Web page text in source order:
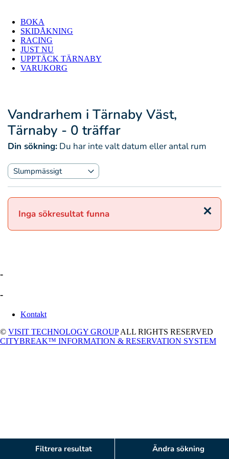
BOKA
SKIDÅKNING
RACING
JUST NU
UPPTÄCK TÄRNABY
VARUKORG
Vandrarhem i Tärnaby Väst,
Tärnaby - 0 träffar
Din sökning: Du har inte valt datum eller antal rum
Stäng
Inga sökresultat funna
Filtrera resultat Ändra sökning
-
-
Kontakt
© VISIT TECHNOLOGY GROUPALL RIGHTS RESERVED
CITYBREAK™ INFORMATION & RESERVATION SYSTEM